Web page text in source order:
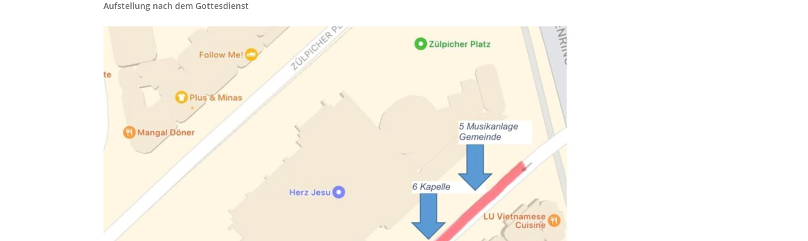
Aufstellung nach dem Gottesdienst